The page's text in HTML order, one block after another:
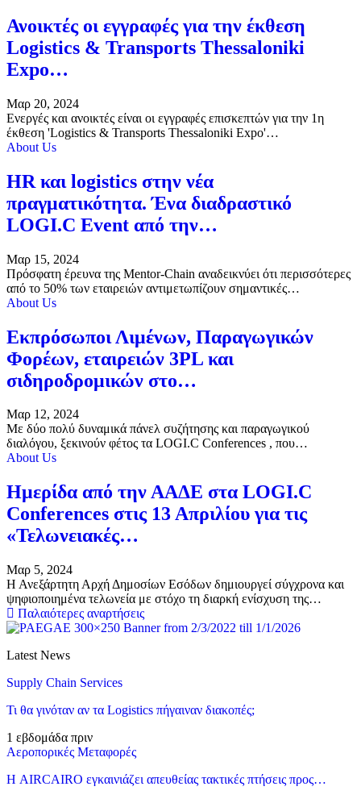
Ανοικτές οι εγγραφές για την έκθεση
Logistics & Transports Thessaloniki
Expo…
Μαρ 20, 2024
Ενεργές και ανοικτές είναι οι εγγραφές επισκεπτών για την 1η
έκθεση 'Logistics & Transports Thessaloniki Expo'…
About Us
HR και logistics στην νέα
πραγματικότητα. Ένα διαδραστικό
LOGI.C Event από την…
Μαρ 15, 2024
Πρόσφατη έρευνα της Mentor-Chain αναδεικνύει ότι περισσότερες
από το 50% των εταιρειών αντιμετωπίζουν σημαντικές…
About Us
Εκπρόσωποι Λιμένων, Παραγωγικών
Φορέων, εταιρειών 3PL και
σιδηροδρομικών στο…
Μαρ 12, 2024
Με δύο πολύ δυναμικά πάνελ συζήτησης και παραγωγικού
διαλόγου, ξεκινούν φέτος τα LOGI.C Conferences , που…
About Us
Ημερίδα από την ΑΑΔΕ στα LOGI.C
Conferences στις 13 Απριλίου για τις
«Τελωνειακές…
Μαρ 5, 2024
Η Ανεξάρτητη Αρχή Δημοσίων Εσόδων δημιουργεί σύγχρονα και
ψηφιοποιημένα τελωνεία με στόχο τη διαρκή ενίσχυση της…
Παλαιότερες αναρτήσεις
Latest News
Supply Chain Services
Τι θα γινόταν αν τα Logistics πήγαιναν διακοπές;
1 εβδομάδα πριν
Αεροπορικές Μεταφορές
Η AIRCAIRO εγκαινιάζει απευθείας τακτικές πτήσεις προς…